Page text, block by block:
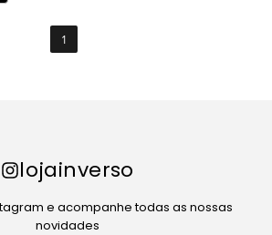
1
lojainverso
e acompanhe todas as nossas
novidades